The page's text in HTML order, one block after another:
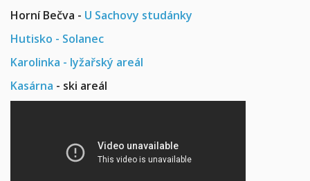
Horní Bečva - U Sachovy studánky
Hutisko - Solanec
Karolinka - lyžařský areál
Kasárna - ski areál